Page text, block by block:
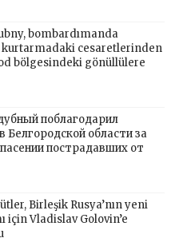
bombardımanda
kurtarmadaki cesaretlerinden
bölgesindeki gönüllülere
поблагодарил
Белгородской области за
пострадавших от
Birleşik Rusya’nın yeni
için Vladislav Golovin’e